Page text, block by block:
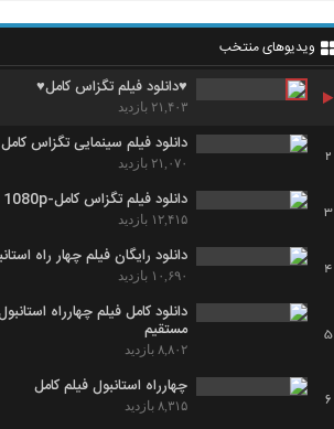
ویدیوهای منتخب
♥دانلود فیلم تگزاس کامل♥
۲۱,۴۰۳ بازدید
2
دانلود فیلم سینمایی تگزاس
۲۱,۰۷۰ بازدید
3
دانلود فیلم تگزاس کامل-1080p
۱۲,۴۱۵ بازدید
4
دانلود رایگان فیلم چهار راه
۱۰,۶۹۰ بازدید
5
دانلود کامل فیلم چهارراه
مستقیم
۸,۸۰۲ بازدید
6
چهارراه استانبول فیلم کامل
۸,۳۱۵ بازدید